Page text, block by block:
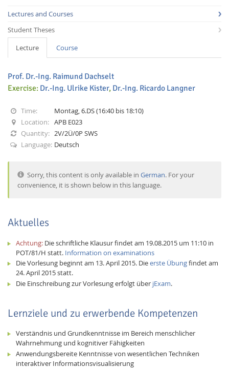
Lectures and Courses
Student Theses
Lecture
Course
Prof. Dr.-Ing. Raimund Dachselt
Exercise: Dr.-Ing. Ulrike Kister, Dr.-Ing. Ricardo Langner
Time:
Montag, 6.DS (16:40 bis 18:10)
Location: APB E023
Quantity: 2V/2Ü/0P SWS
Language: Deutsch
Sorry, this content is only available inGerman. For your
convenience, it is shown below in this language.
Aktuelles
Achtung:Die schriftliche Klausur findet am 19.08.2015 um 11:10 in
POT/81/H statt. Information on examinations
Die Vorlesung beginnt am 13. April 2015. Dieerste Übungfindet am
24. April 2015 statt.
Die Einschreibung zur Vorlesung erfolgt über jExam.
Lernziele und zu erwerbende Kompetenzen
Verständnis und Grundkenntnisse im Bereich menschlicher
Wahrnehmung und kognitiver Fähigkeiten
Anwendungsbereite Kenntnisse von wesentlichen Techniken
interaktiver Informationsvisualisierung